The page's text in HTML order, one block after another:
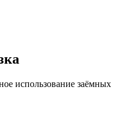
использование заёмных